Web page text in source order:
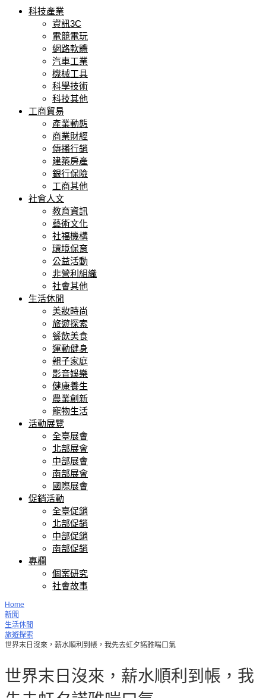
科技產業
資訊3C
電競電玩
網路軟體
汽車工業
機械工具
科學技術
科技其他
工商貿易
產業動態
商業財經
傳播行銷
建築房產
銀行保險
工商其他
社會人文
教育資訊
藝術文化
社福機構
環境保育
公益活動
非營利組織
社會其他
生活休閒
美妝時尚
旅遊探索
餐飲美食
運動健身
親子家庭
影音娛樂
健康養生
農業創新
寵物生活
活動展覽
全臺展會
北部展會
中部展會
南部展會
國際展會
促銷活動
全臺促銷
北部促銷
中部促銷
南部促銷
專欄
個案研究
社會故事
Home
新聞
生活休閒
旅遊探索
世界末日沒來，薪水順利到帳，我先去虹夕諾雅喘口氣
世界末日沒來，薪水順利到帳，我